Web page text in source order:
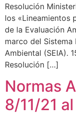
Resolución
los «Lineamientos
de la Evaluación
marco del
Ambiental (SEIA).
Resolución […]
Normas
8/11/21